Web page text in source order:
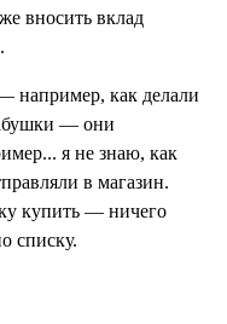
вносить вклад
например, как делали
— они
я не знаю, как
в магазин.
купить — ничего
списку.